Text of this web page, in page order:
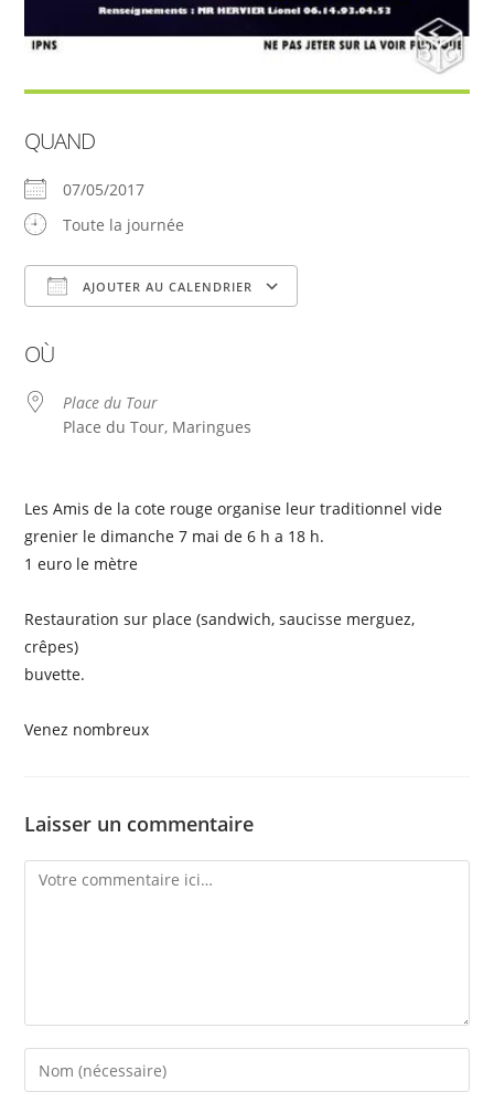
QUAND
07/05/2017
Toute la journée
AJOUTER AU CALENDRIER
OÙ
Place du Tour
Place du Tour, Maringues
Les Amis de la cote rouge organise leur traditionnel vide
grenier le dimanche 7 mai de 6 h a 18 h.
1 euro le mètre
Restauration sur place (sandwich, saucisse merguez,
crêpes)
buvette.
Venez nombreux
Laisser un commentaire